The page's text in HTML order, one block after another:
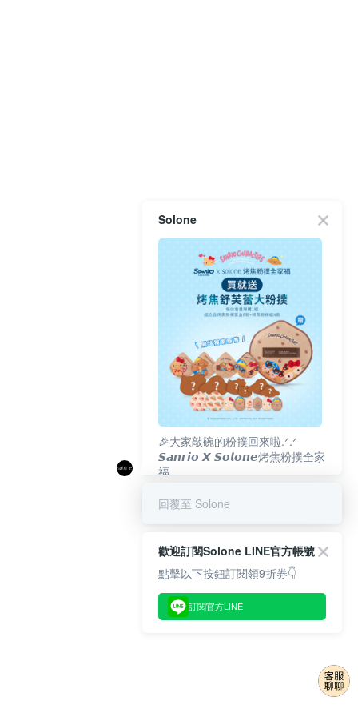
Solone
🎉大家敲碗的粉撲回來啦.ᐟ‪‪.ᐟ
𝙎𝙖𝙣𝙧𝙞𝙤 𝙓 𝙎𝙤𝙡𝙤𝙣𝙚烤焦粉撲全家
福
回覆至 Solone
歡迎訂閱Solone LINE官方帳號
點擊以下按鈕訂閱領9折券👇
訂閱官方LINE